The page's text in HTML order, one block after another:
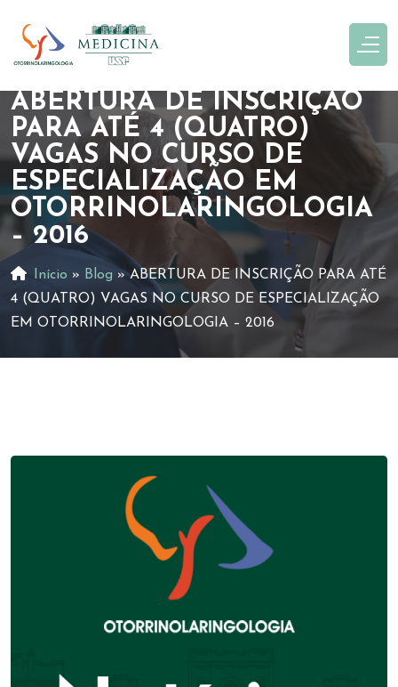
ABERTURA DE INSCRIÇÃO
PARA ATÉ 4 (QUATRO)
VAGAS NO CURSO DE
ESPECIALIZAÇÃO EM
OTORRINOLARINGOLOGIA
– 2016
Início » Blog »ABERTURA DE INSCRIÇÃO PARA ATÉ
4 (QUATRO) VAGAS NO CURSO DE ESPECIALIZAÇÃO
EM OTORRINOLARINGOLOGIA – 2016